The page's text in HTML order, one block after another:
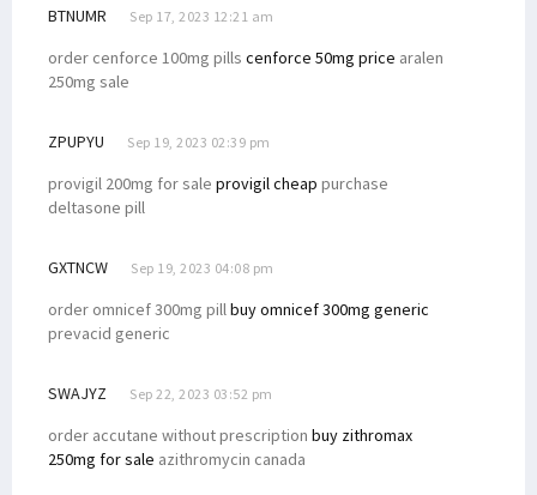
BTNUMR Sep 17, 2023 12:21 am
order cenforce 100mg pills cenforce 50mg price aralen
250mg sale
ZPUPYU Sep 19, 2023 02:39 pm
provigil 200mg for sale provigil cheap purchase
deltasone pill
GXTNCW Sep 19, 2023 04:08 pm
order omnicef 300mg pillbuy omnicef 300mg generic
prevacid generic
SWAJYZ Sep 22, 2023 03:52 pm
order accutane without prescription buy zithromax
250mg for sale azithromycin canada